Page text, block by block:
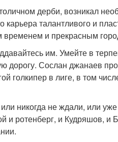
дерби, возникал
карьера талантливого и
временем и прекрасным
им. Умейте в
дорогу. Сослан джанаев
голкипер в лиге, в том
никогда не ждали, или
и ротенберг, и Кудряшов, и